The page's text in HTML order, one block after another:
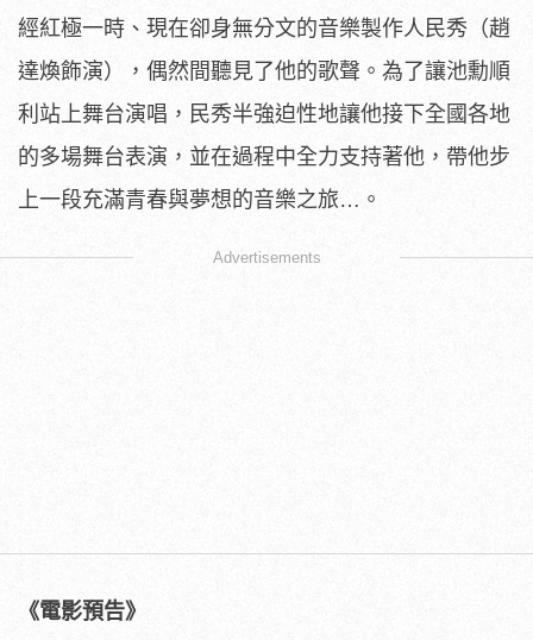
經紅極一時、 現在卻身無分文的音樂製作人民秀（趙
達煥飾演）， 偶然間聽見了他的歌聲。為了讓池勳順
利站上舞台演唱， 民秀半強迫性地讓他接下全國各地
的多場舞台表演， 並在過程中全力支持著他， 帶他步
上一段充滿青春與夢想的音樂之旅…。
Advertisements
《電影預告》